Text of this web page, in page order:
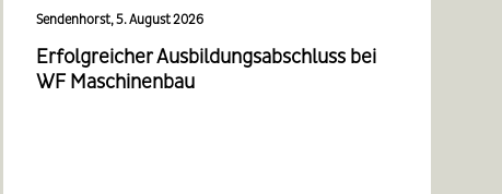
Sendenhorst, 5. August 2026
Erfolgreicher Ausbildungsabschluss bei
WF Maschinenbau